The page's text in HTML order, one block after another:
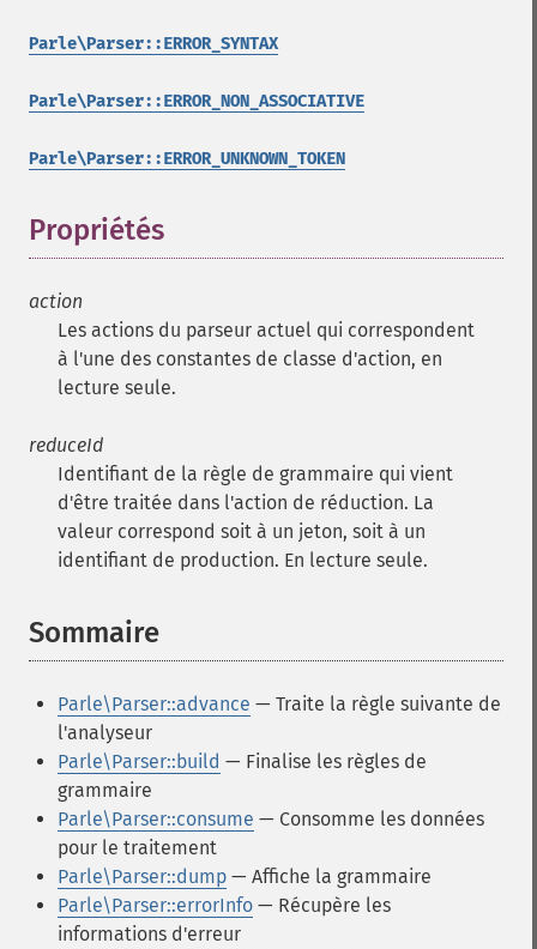
Parle\Parser::ERROR_SYNTAX
Parle\Parser::ERROR_NON_ASSOCIATIVE
Parle\Parser::ERROR_UNKNOWN_TOKEN
Propriétés
action
Les actions du parseur actuel qui correspondent
à l'une des constantes de classe d'action, en
lecture seule.
reduceId
Identifiant de la règle de grammaire qui vient
d'être traitée dans l'action de réduction. La
valeur correspond soit à un jeton, soit à un
identifiant de production. En lecture seule.
Sommaire
Parle\Parser::advance — Traite la règle suivante de
l'analyseur
Parle\Parser::build — Finalise les règles de
grammaire
Parle\Parser::consume — Consomme les données
pour le traitement
Parle\Parser::dump — Affiche la grammaire
Parle\Parser::errorInfo — Récupère les
informations d'erreur